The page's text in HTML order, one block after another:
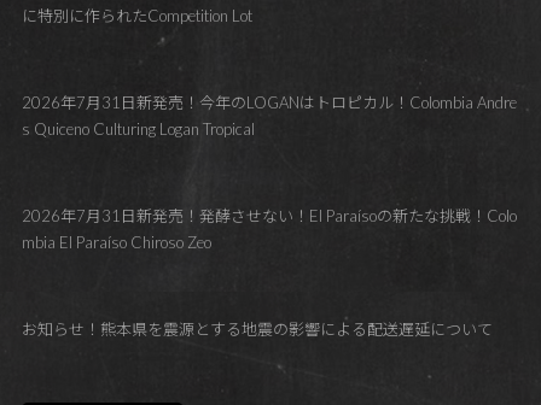
に特別に作られたCompetition Lot
2026年7月31日新発売！今年のLOGANはトロピカル！Colombia Andre
s Quiceno Culturing Logan Tropical
2026年7月31日新発売！発酵させない！El Paraísoの新たな挑戦！Colo
mbia El Paraíso Chiroso Zeo
お知らせ！熊本県を震源とする地震の影響による配送遅延について